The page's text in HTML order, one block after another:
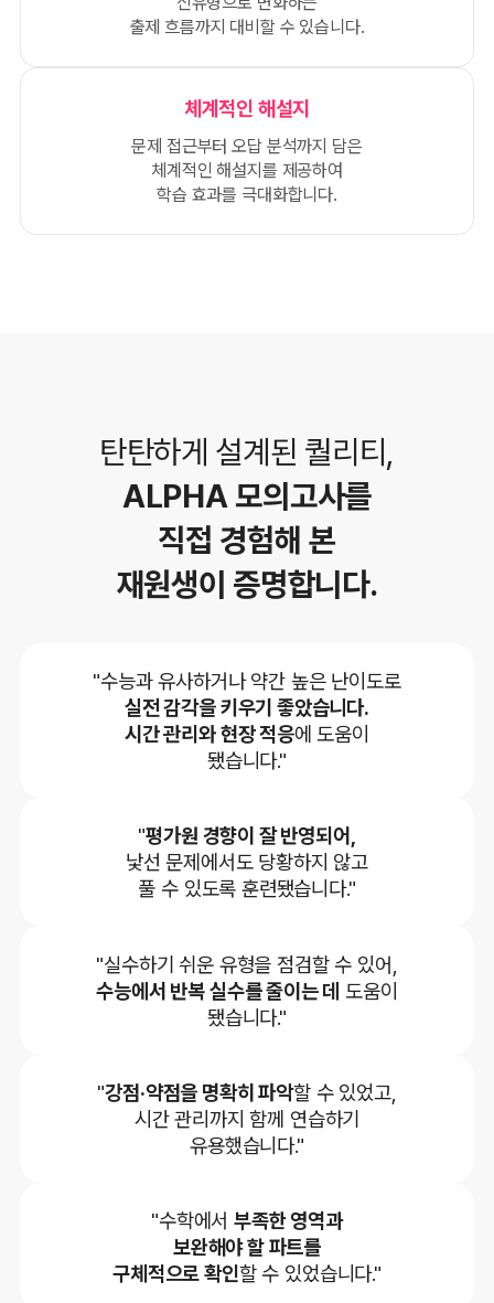
출제 흐름까지 대비할 수 있습니다.
체계적인 해설지
문제 접근부터 오답 분석까지 담은
체계적인 해설지를 제공하여
학습 효과를 극대화합니다.
탄탄하게 설계된 퀄리티,
ALPHA 모의고사를
직접 경험해 본
재원생이 증명합니다.
"수능과 유사하거나 약간 높은 난이도로
실전 감각을 키우기 좋았습니다.
시간 관리와 현장 적응에 도움이
됐습니다."
"평가원 경향이 잘 반영되어,
낯선 문제에서도 당황하지 않고
풀 수 있도록 훈련됐습니다."
"실수하기 쉬운 유형을 점검할 수 있어,
수능에서 반복 실수를 줄이는 데 도움이
됐습니다."
"강점·약점을 명확히 파악할 수 있었고,
시간 관리까지 함께 연습하기
유용했습니다."
"수학에서부족한 영역과
보완해야 할 파트를
구체적으로 확인할 수 있었습니다."